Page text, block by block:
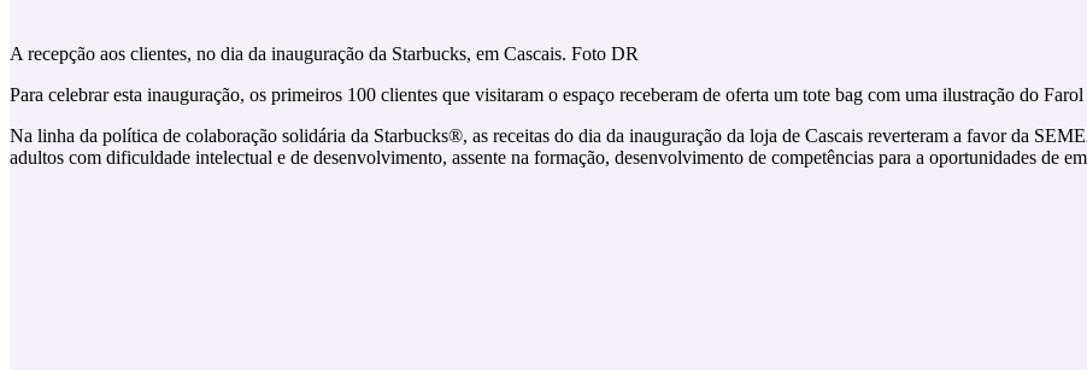
A recepção aos clientes, no dia da inauguração da Starbucks, em Cascais. Foto DR
Para celebrar esta inauguração, os primeiros 100 clientes que visitaram o espaço receberam de oferta um tote bag com uma ilustração do
Na linha da política de colaboração solidária da Starbucks®, as receitas do dia da inauguração da loja de Cascais reverteram a favor da
adultos com dificuldade intelectual e de desenvolvimento, assente na formação, desenvolvimento de competências para a oportunidades de